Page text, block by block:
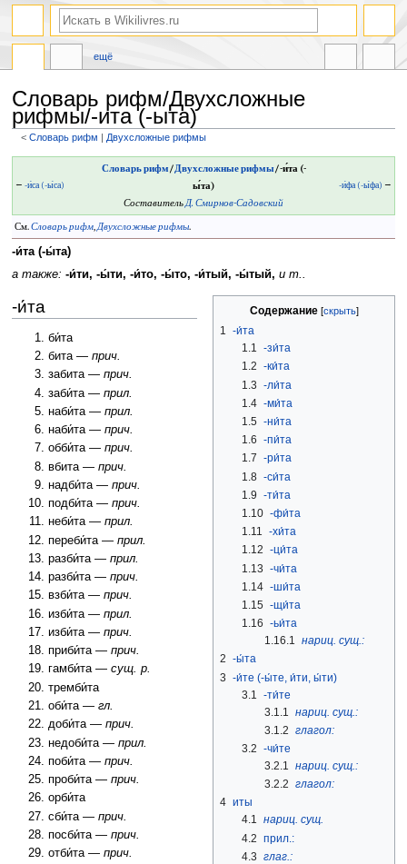
Словарь рифм/Двухсложные
рифмы/-ита (-ыта)
<Словарь рифм ‎ | Двухсложные рифмы
← -и́са (-ы́са)
Словарь рифм/Двухсложные рифмы/-и́та (-
ы́та)
СоставительД. Смирнов-Садовский
-и́фа (-ы́фа) →
См.Словарь рифм,Двухсложные рифмы.
-и́та (-ы́та)
а также: -и́ти, -ы́ти, -и́то, -ы́то, -и́тый, -ы́тый, и т..
Содержание
1 -и́та
1.1
-зи́та
1.2
-ки́та
1.3
-ли́та
1.4 -ми́та
1.5 -ни́та
1.6
-пи́та
1.7
-ри́та
1.8 -си́та
1.9
-ти́та
1.10 -фи́та
1.11
-хи́та
1.12
-ци́та
1.13
-чи́та
1.14 -ши́та
1.15 -щи́та
1.16
-ьи́та
1.16.1 нариц. сущ.:
2 -ы́та
3 -и́те (-ы́те, и́ти, ы́ти)
3.1
-ти́те
3.1.1
нариц. сущ.:
3.1.2 глагол:
3.2
-чи́те
3.2.1 нариц. сущ.:
3.2.2 глагол:
4 иты
4.1
нариц. сущ.
4.2
прил.:
4.3
глаг.:
-и́та
би́та
бита —прич.
забита —прич.
заби́та —прил.
наби́та —прил.
наби́та —прич.
обби́та —прич.
вбита —прич.
надби́та —прич.
подби́та —прич.
неби́та —прил.
переби́та —прил.
разби́та —прил.
разби́та —прич.
взби́та —прич.
изби́та —прил.
изби́та —прич.
приби́та —прич.
гамби́та —сущ. р.
тремби́та
оби́та —гл.
доби́та —прич.
недоби́та —прил.
поби́та —прич.
проби́та —прич.
орби́та
сби́та —прич.
посби́та —прич.
отби́та —прич.
ещё